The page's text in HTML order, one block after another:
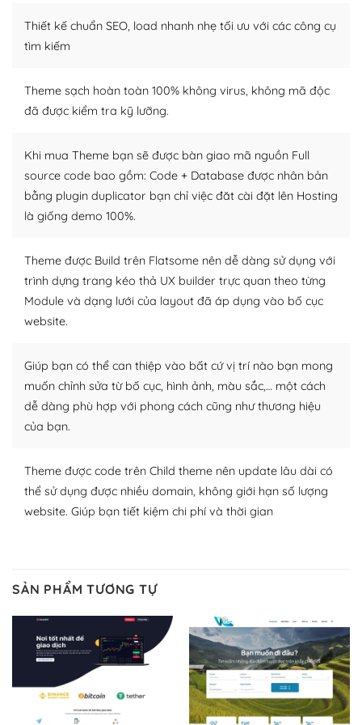
WordPress là nơi lưu trữ cho một diễn đàn cộng đồng
khổng lồ được kiểm duyệt bởi các nhân viên và những
Nếu bạn gặp khó khăn, bạn có thể lên mạng và tìm
kiếm những cộng đồng WordPress, họ sẽ giúp bạn trả
Cộng đồng sử dụng WordPress sẵn sàng hỗ trợ bạn
– Đa dạng plugin và themes
WordPress để tăng thêm các tính năng cần thiết. Có
nhiều plugin trả phí hoặc miễn phí.
Nhờ lượng người dùng đông đảo, thư viện themes và
plugin của WordPress rất phong phú. Bạn có thể thỏa
lập website của mình.
WordPress đa dạng plugin và themes
– Dễ sử dụng
Với mọi Hosting bất kỳ thì WordPress đều có thể dễ
dàng thiết lập vì thực tế nó đã cung cấp khoảng 60%
toàn bộ web.
Dễ dàng lựa chọn Hosting cho website WordPress
Vì WordPress hiện là nền tảng xây dựng trang web và
blog lớn nhất trên thế giới, quan trọng nhất là bảo vệ
nội dung của mình khỏi các cuộc tấn công spam.
Thiết kế chuẩn SEO, load nhanh nhẹ tối ưu với các công cụ
tìm kiếm
Theme sạch hoàn toàn 100% không virus, không mã độc
đã được kiểm tra kỹ lưỡng.
Khi mua Theme bạn sẽ được bàn giao mã nguồn Full
source code bao gồm: Code + Database được nhân bản
bằng plugin duplicator bạn chỉ việc đăt cài đặt lên Hosting
là giống demo 100%.
Theme được Build trên Flatsome nên dễ dàng sử dụng với
trình dựng trang kéo thả UX builder trực quan theo từng
Module và dạng lưới của layout đã áp dụng vào bố cục
website.
Giúp bạn có thể can thiệp vào bất cứ vị trí nào bạn mong
muốn chỉnh sửa từ bố cục, hình ảnh, màu sắc,… một cách
dễ dàng phù hợp với phong cách cũng như thương hiệu
của bạn.
Theme được code trên Child theme nên update lâu dài có
thể sử dụng được nhiều domain, không giới hạn số lượng
website. Giúp bạn tiết kiệm chi phí và thời gian
SẢN PHẨM TƯƠNG TỰ